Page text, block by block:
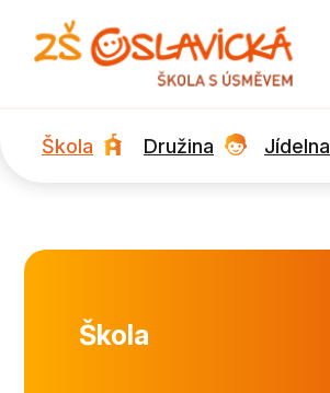
Škola Družina Jídelna
Škola